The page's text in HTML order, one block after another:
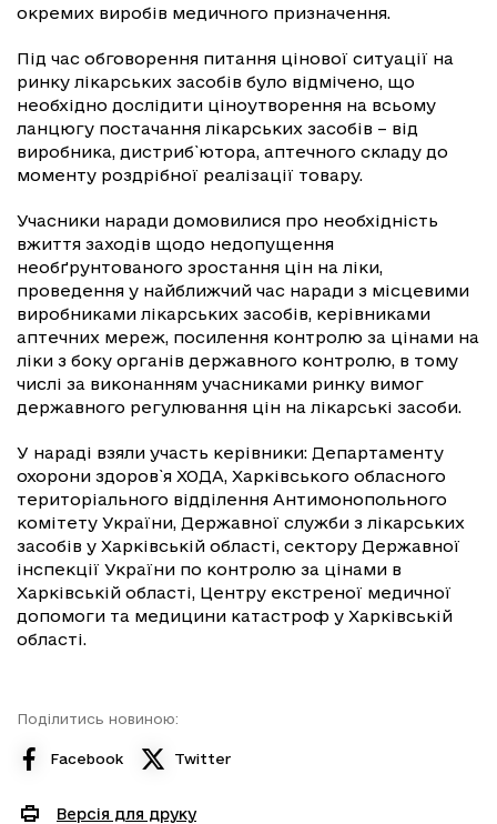
окремих виробів медичного призначення.
Під час обговорення питання цінової ситуації на
ринку лікарських засобів було відмічено, що
необхідно дослідити ціноутворення на всьому
ланцюгу постачання лікарських засобів – від
виробника, дистриб`ютора, аптечного складу до
моменту роздрібної реалізації товару.
Учасники наради домовилися про необхідність
вжиття заходів щодо недопущення
необґрунтованого зростання цін на ліки,
проведення у найближчий час наради з місцевими
виробниками лікарських засобів, керівниками
аптечних мереж, посилення контролю за цінами на
ліки з боку органів державного контролю, в тому
числі за виконанням учасниками ринку вимог
державного регулювання цін на лікарські засоби.
У нараді взяли участь керівники: Департаменту
охорони здоров`я ХОДА, Харківського обласного
територіального відділення Антимонопольного
комітету України, Державної служби з лікарських
засобів у Харківській області, сектору Державної
інспекції України по контролю за цінами в
Харківській області, Центру екстреної медичної
допомоги та медицини катастроф у Харківській
області.
Поділитись новиною:
Facebook Twitter
Версія для друку